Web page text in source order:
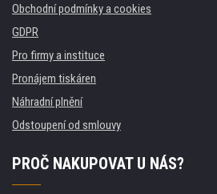
Obchodní podmínky a cookies
GDPR
Pro firmy a instituce
Pronájem tiskáren
Náhradní plnění
Odstoupení od smlouvy
PROČ NAKUPOVAT U NÁS?